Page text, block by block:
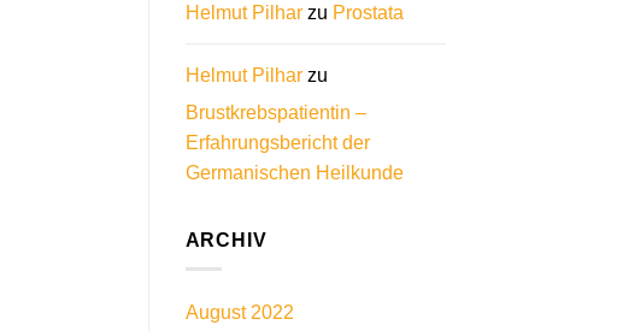
Helmut Pilharzu Prostata
Helmut Pilharzu
Brustkrebspatientin –
Erfahrungsbericht der
Germanischen Heilkunde
ARCHIV
August 2022